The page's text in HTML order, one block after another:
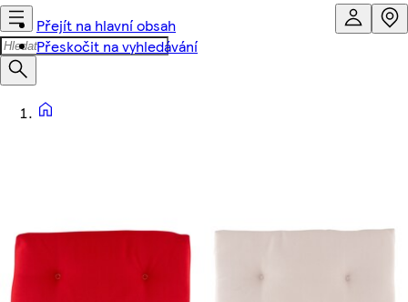
Přejít na hlavní obsah
Přeskočit na vyhledávání